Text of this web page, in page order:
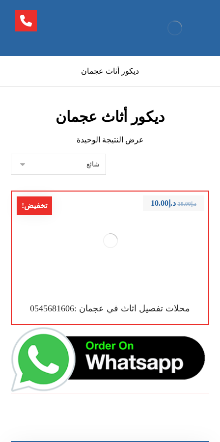
ديكور أثاث عجمان
ديكور أثاث عجمان
عرض النتيجة الوحيدة
تخفيض!
محلات تفصيل اثاث في عجمان :0545681606
د.إ19.00 د.إ10.00